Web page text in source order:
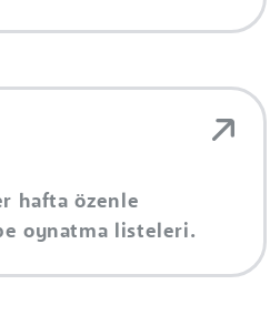
hafta özenle
oynatma listeleri.